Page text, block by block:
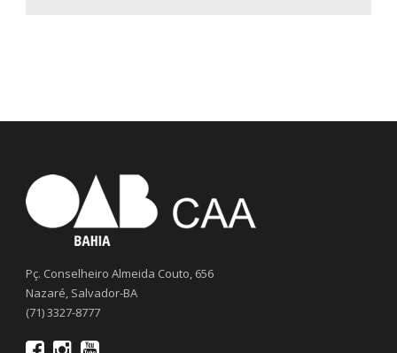
Pç. Conselheiro Almeida Couto, 656
Nazaré, Salvador-BA
(71) 3327-8777